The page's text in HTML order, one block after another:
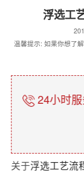
浮选工
温馨提示: 如果你想了
24小时服
关于浮选工艺流